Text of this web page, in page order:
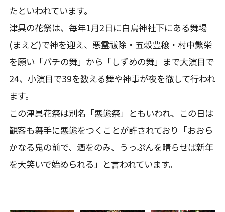
たといわれています。
津具の花祭は、毎年1月2日に白鳥神社下にある舞場
(まえど)で神を迎え、悪霊祓除・五穀豊穣・村中繁栄
を願い「バチの舞」から「しずめの舞」まで大演目で
24、小演目で39を数える舞や神事が夜を徹して行われ
ます。
この津具花祭は別名「悪態祭」ともいわれ、この日は
観客も舞手に悪態をつくことが許されており「おおら
かなる鬼の前で、酒をのみ、うっぷんを晴らせば新年
を大笑いで始められる」と言われています。